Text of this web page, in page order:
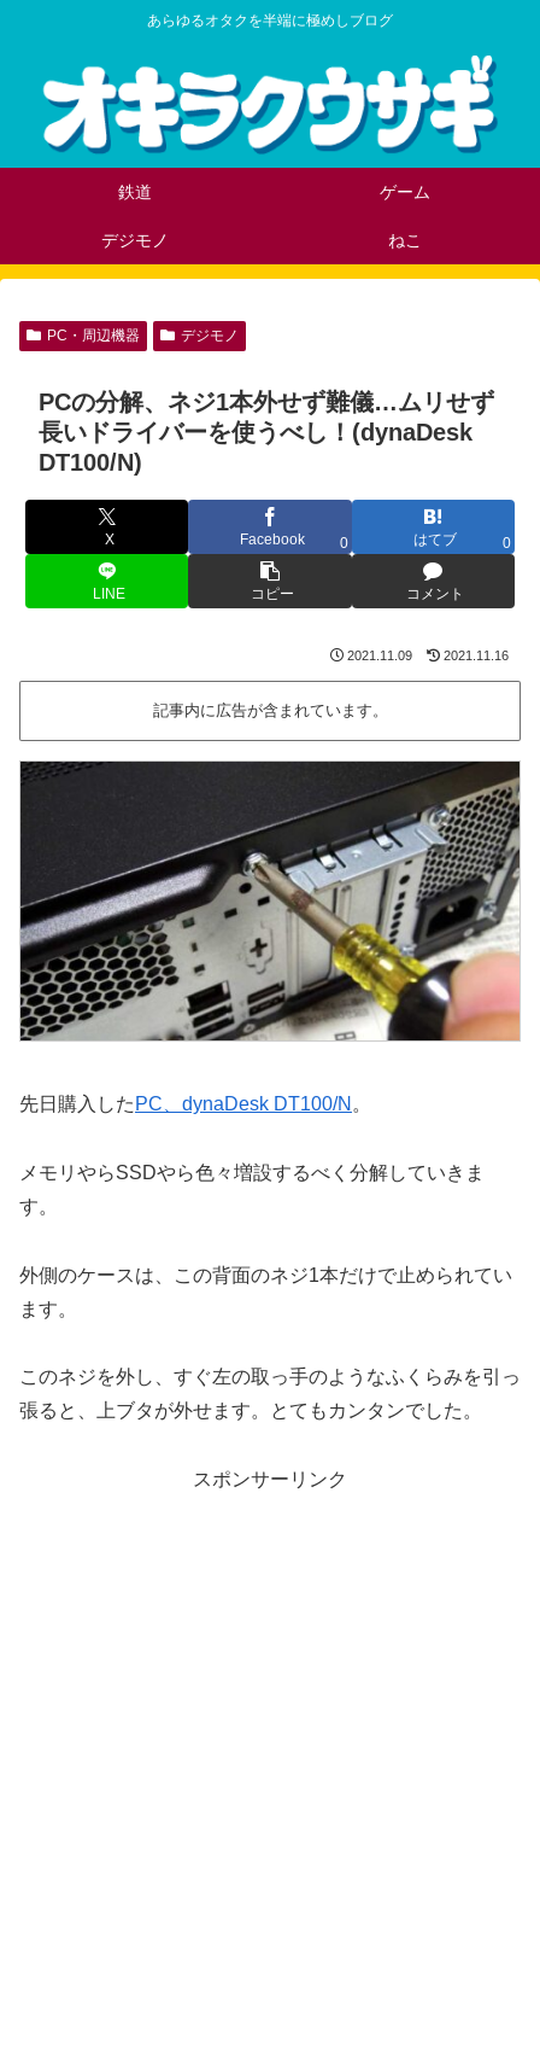
あらゆるオタクを半端に極めしブログ
鉄道 ゲーム
デジモノ ねこ
PC・周辺機器 デジモノ
PCの分解、ネジ1本外せず難儀…ムリせず
長いドライバーを使うべし！(dynaDesk
DT100/N)
X Facebook 0 はてブ 0
LINE コピー コメント
2021.11.09 2021.11.16
記事内に広告が含まれています。
先日購入した PC、dynaDesk DT100/N 。
メモリやらSSDやら色々増設するべく分解していきま
す。
外側のケースは、この背面のネジ1本だけで止められてい
ます。
このネジを外し、すぐ左の取っ手のようなふくらみを引っ
張ると、上ブタが外せます。とてもカンタンでした。
スポンサーリンク